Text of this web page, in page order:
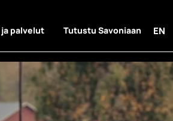
ja palvelut Tutustu Savoniaan EN